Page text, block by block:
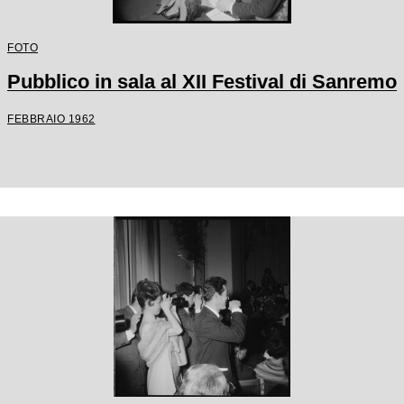
FOTO
Pubblico in sala al XII Festival di Sanremo
FEBBRAIO 1962